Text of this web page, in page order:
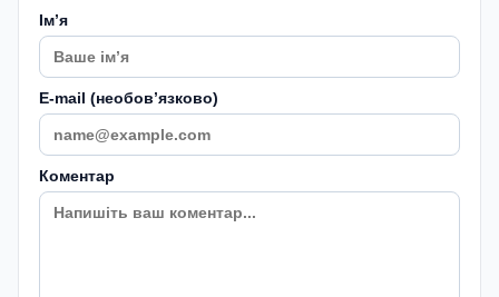
Імʼя
E-mail (необовʼязково)
Коментар